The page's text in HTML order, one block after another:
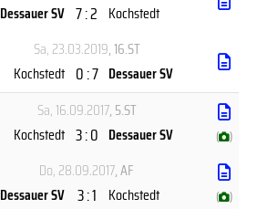
Dessauer SV 7 : 2 Kochstedt
Sa, 23.03.2019, 16.ST
Kochstedt 0 : 7 Dessauer SV
Sa, 16.09.2017, 5.ST
Kochstedt 3 : 0 Dessauer SV ( )
Do, 28.09.2017, AF
Dessauer SV 3 : 1 Kochstedt ( )